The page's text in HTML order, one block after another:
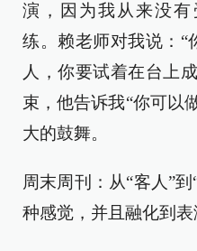
演，因为我从来没有
练。赖老师对我说：“
人，你要试着在台上
束，他告诉我“你可以
大的鼓舞。
周末周刊：从“客人”
种感觉，并且融化到表